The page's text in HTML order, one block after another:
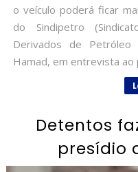
o veículo poderá ficar
do Sindipetro
Derivados de
Hamad, em entrevista ao
Detentos
presídio